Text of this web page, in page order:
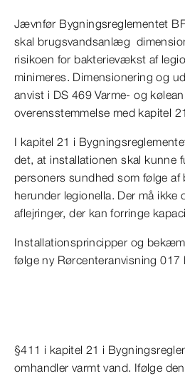
Jævnfør Bygningsreglementet
skal brugsvandsanlæg
risikoen for bakterievækst af
minimeres. Dimensionering og
anvist i DS 469 Varme- og
overensstemmelse med kapitel
I kapitel 21 i
det, at installationen skal kunne
personers sundhed som følge
herunder legionella. Der må ikke
aflejringer, der kan forringe
Installationsprincipper og
følge ny Rørcenteranvisning 017
§411 i kapitel 21 i
omhandler varmt vand. Ifølge